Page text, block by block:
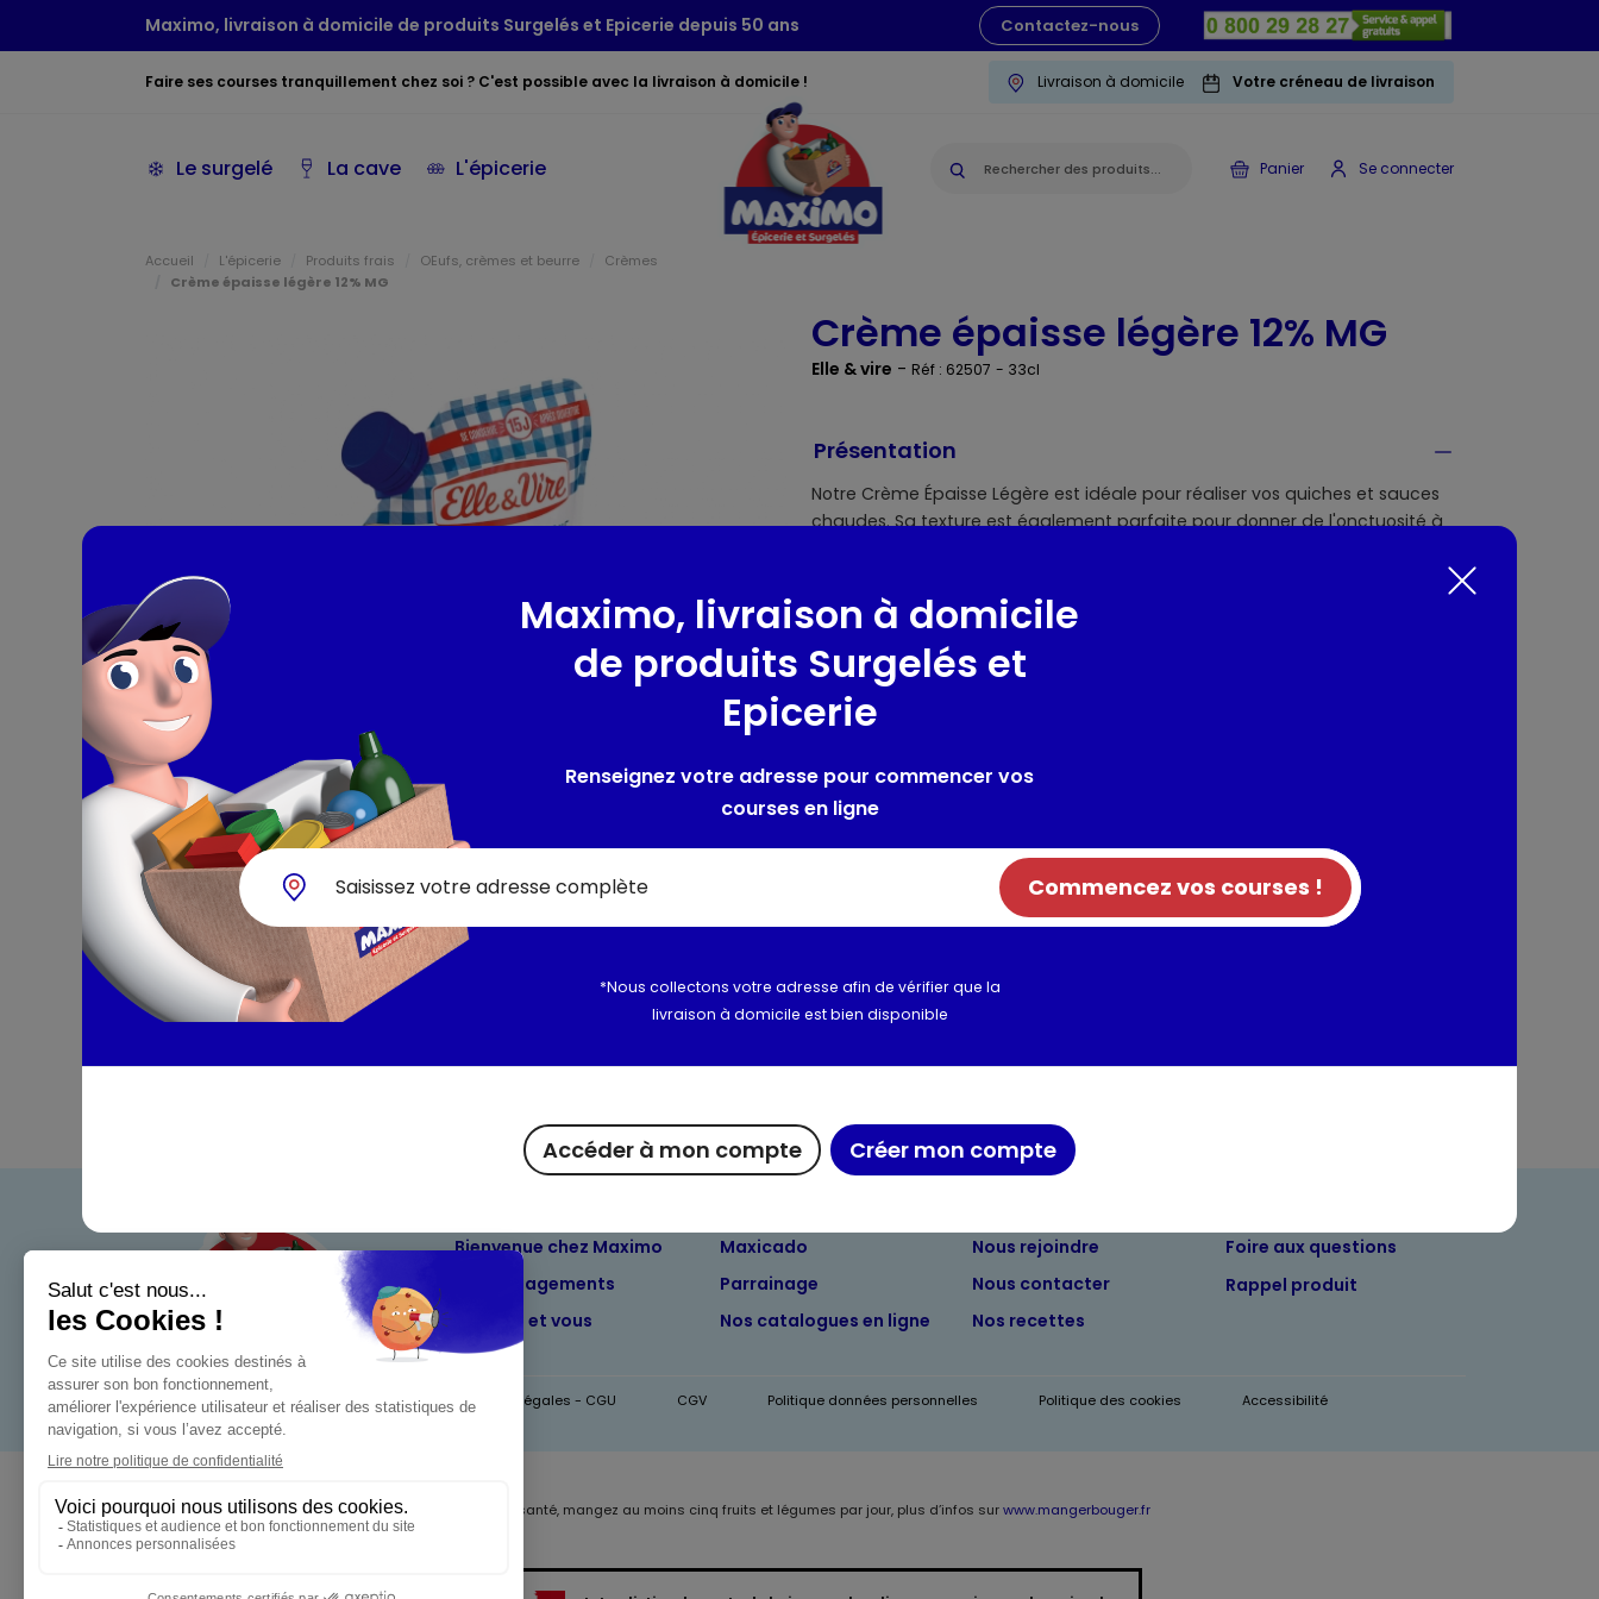
Maximo, livraison à domicile de produits Surgelés et Epicerie depuis 50 ans Contactez-nous
Faire ses courses tranquillement chez soi ? C'est possible avec la livraison à domicile ! Livraison à domicile Votre créneau de livraison
Le surgelé La cave L'épicerie Panier Se connecter
Accueil L'épicerie Produits frais OEufs, crèmes et beurre
Crèmes
Crème épaisse légère 12% MG
Crème épaisse légère 12% MG
Elle & vire - Réf : 62507 - 33cl
Présentation
Notre Crème Épaisse Légère est idéale pour réaliser vos quiches et sauces
chaudes. Sa texture est également parfaite pour donner de l'onctuosité à
simple d'utilisation, astucieuse grâce à son bouchon qui permet un
versement facile (plus besoin de cuillère), la poche permet une
conservation optimale de la crème, à l'abri de l'air et de la lumière.
Utilisation et conservation
Composition / Ingrédients / Allergènes
Ingrédients : CREME légère de Normandie, amidon modifié, protéines de
LAIT, stabilisant : pectine, ferments lactiques.
Allergènes :
Informations complémentaires
Bienvenue chez Maximo
Nos engagements
Maximo et vous
Maxicado
Parrainage
Nos catalogues en ligne
Nous rejoindre
Nous contacter
Nos recettes
Foire aux questions
Rappel produit
Mentions légales - CGU CGV Politique données personnelles Politique des cookies Accessibilité
Pour votre santé, mangez au moins cinq fruits et légumes par jour, plus d’infos surwww.mangerbouger.fr
Maximo, livraison à domicile
de produits Surgelés et
Epicerie
Renseignez votre adresse pour commencer vos
courses en ligne
Commencez vos courses !
*Nous collectons votre adresse afin de vérifier que la
livraison à domicile est bien disponible
Accéder à mon compte Créer mon compte